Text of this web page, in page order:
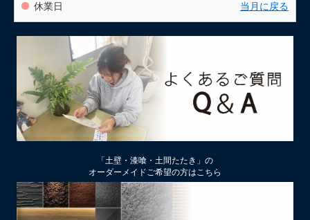
休業日 当月に戻る
「土壁・漆喰・土間たたき」の
オーダーメイドご希望の方はこちら